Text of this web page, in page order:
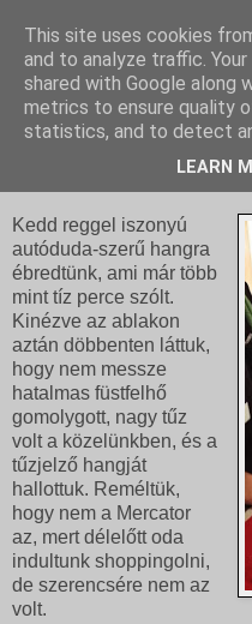
2013. december 12.,
Danolászás
Kedd reggel iszonyú
autóduda-szerű hangra
ébredtünk, ami már több
mint tíz perce szólt.
Kinézve az ablakon
aztán döbbenten láttuk,
hogy nem messze
hatalmas füstfelhő
gomolygott, nagy tűz
volt a közelünkben, és a
tűzjelző hangját
hallottuk. Reméltük,
hogy nem a Mercator
az, mert délelőtt oda
indultunk shoppingolni,
de szerencsére nem az
volt.
This site uses cookies
and to analyze traffic.
shared with Google along
metrics to ensure quality
statistics, and to detect
LEARN